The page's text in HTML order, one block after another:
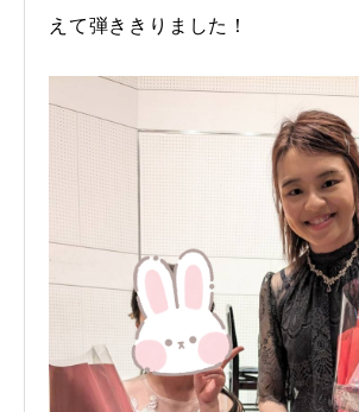
えて弾ききりました！